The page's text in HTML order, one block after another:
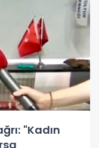
"Kadın